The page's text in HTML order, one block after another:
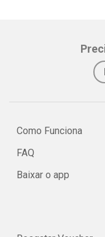
Como Funciona
FAQ
Baixar o app